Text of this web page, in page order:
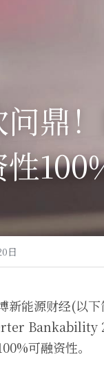
鼎
日
新能源财经(以
Bankability
可融资性。